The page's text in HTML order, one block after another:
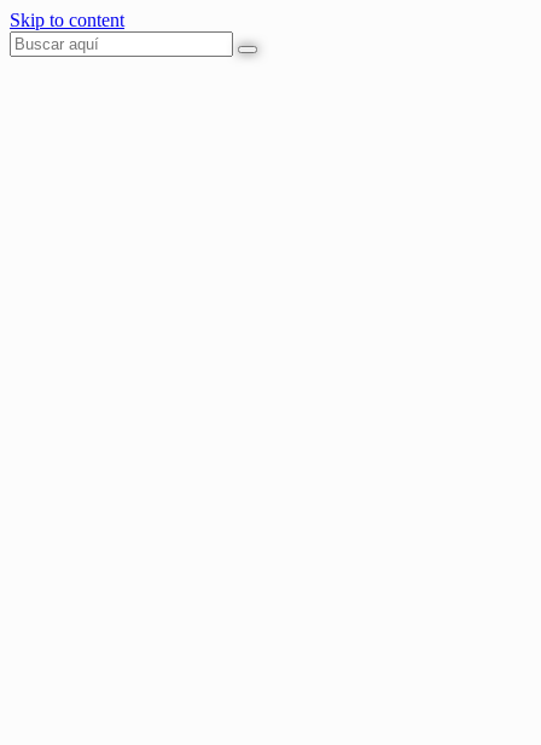
Skip to content